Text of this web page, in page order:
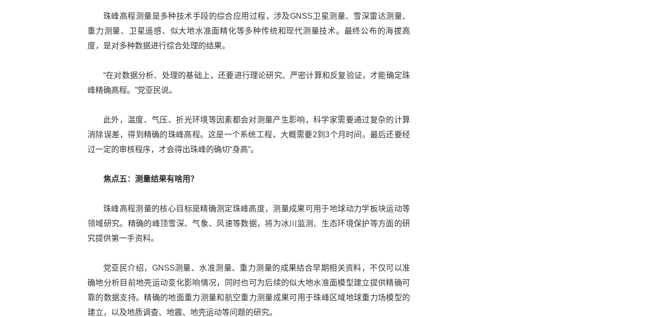
珠峰高程测量是多种技术手段的综合应用过程，涉及GNSS卫星测量、雪深雷达测量、
重力测量、卫星遥感、似大地水准面精化等多种传统和现代测量技术。最终公布的海拔高
度，是对多种数据进行综合处理的结果。
“在对数据分析、处理的基础上，还要进行理论研究、严密计算和反复验证，才能确定珠
峰精确高程。”党亚民说。
此外，温度、气压、折光环境等因素都会对测量产生影响，科学家需要通过复杂的计算
消除误差，得到精确的珠峰高程。这是一个系统工程，大概需要2到3个月时间。最后还要经
过一定的审核程序，才会得出珠峰的确切“身高”。
焦点五：测量结果有啥用？
珠峰高程测量的核心目标是精确测定珠峰高度，测量成果可用于地球动力学板块运动等
领域研究。精确的峰顶雪深、气象、风速等数据，将为冰川监测、生态环境保护等方面的研
究提供第一手资料。
党亚民介绍，GNSS测量、水准测量、重力测量的成果结合早期相关资料，不仅可以准
确地分析目前地壳运动变化影响情况，同时也可为后续的似大地水准面模型建立提供精确可
靠的数据支持。精确的地面重力测量和航空重力测量成果可用于珠峰区域地球重力场模型的
建立，以及地质调查、地震、地壳运动等问题的研究。